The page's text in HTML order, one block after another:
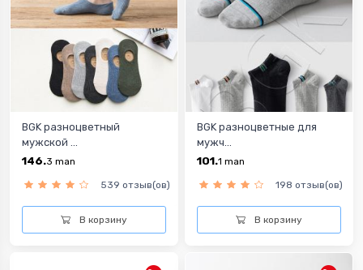
BGK разноцветный
мужской ...
146.3 man
539 отзыв(ов)
В корзину
BGK разноцветныe для
мужч...
101.1 man
198 отзыв(ов)
В корзину